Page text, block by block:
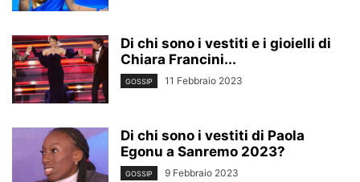
Di chi sono i vestiti e i gioielli di
Chiara Francini...
GOSSIP 11 Febbraio 2023
Di chi sono i vestiti di Paola
Egonu a Sanremo 2023?
GOSSIP 9 Febbraio 2023